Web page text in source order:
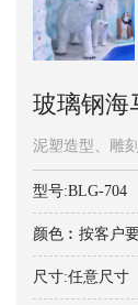
玻璃钢海
泥塑造型、雕
型号:BLG-704
颜色︰按客户
尺寸:任意尺寸